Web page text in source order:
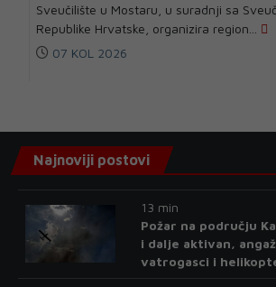
Sveučilište u Mostaru, u suradnji sa
Republike Hrvatske, organizira region...
07 KOL 2026
Najnoviji postovi
13 min
Požar na području
i dalje aktivan,
vatrogasci i